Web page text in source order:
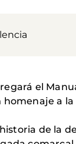
el
homenaje a
de la